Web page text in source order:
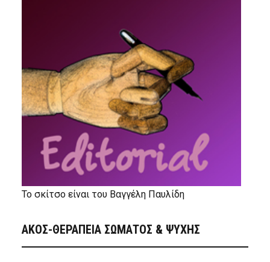
Το σκίτσο είναι του Βαγγέλη Παυλίδη
ΑΚΟΣ-ΘΕΡΑΠΕΙΑ ΣΩΜΑΤΟΣ & ΨΥΧΗΣ